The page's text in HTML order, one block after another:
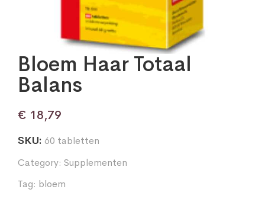
Bloem Haar Totaal
Balans
€ 18,79
SKU: 60 tabletten
Category: Supplementen
Tag: bloem